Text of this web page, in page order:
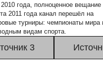
года, полноценное
2011 года канал перешёл на
турниры: чемпионаты мира
видам спорта.
3